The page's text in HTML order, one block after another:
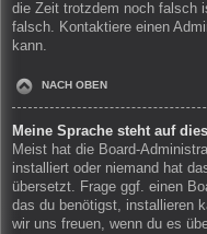
die Zeit trotzdem noch falsch
falsch. Kontaktiere einen
kann.
NACH OBEN
Meine Sprache steht auf
Meist hat die Board-
installiert oder niemand hat
übersetzt. Frage ggf. einen
das du benötigst, installieren
wir uns freuen, wenn du es